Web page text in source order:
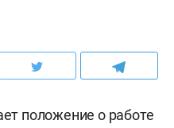
положение о работе